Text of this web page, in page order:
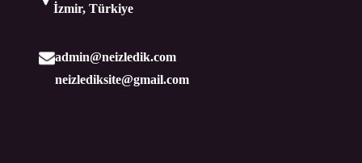
İzmir, Türkiye
admin@neizledik.com
neizlediksite@gmail.com